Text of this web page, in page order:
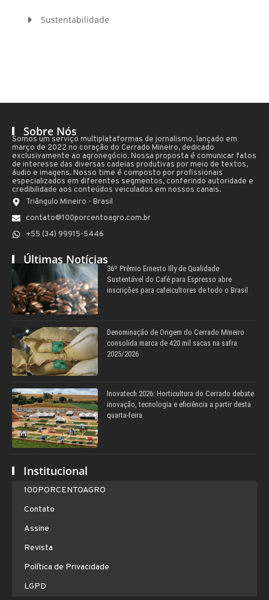
Sustentabilidade
Sobre Nós
Somos um serviço multiplataformas de jornalismo, lançado em
março de 2022 no coração do Cerrado Mineiro, dedicado
exclusivamente ao agronegócio. Nossa proposta é comunicar fatos
de interesse das diversas cadeias produtivas por meio de textos,
áudio e imagens. Nosso time é composto por profissionais
especializados em diferentes segmentos, conferindo autoridade e
credibilidade aos conteúdos veiculados em nossos canais.
Triângulo Mineiro - Brasil
contato@100porcentoagro.com.br
+55 (34) 99915-5446
Últimas Notícias
36º Prêmio Ernesto Illy de Qualidade
Sustentável do Café para Espresso abre
inscrições para cafeicultores de todo o Brasil
Denominação de Origem do Cerrado Mineiro
consolida marca de 420 mil sacas na safra
2025/2026
Inovatech 2026: Horticultura do Cerrado debate
inovação, tecnologia e eficiência a partir desta
quarta-feira
Institucional
100PORCENTOAGRO
Contato
Assine
Revista
Política de Privacidade
LGPD